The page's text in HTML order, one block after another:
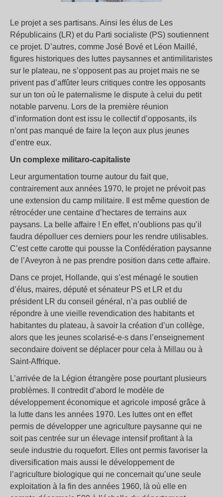
Le projet a ses partisans. Ainsi les élus de Les
Républicains (LR) et du Parti socialiste (PS) soutiennent
ce projet. D’autres, comme José Bové et Léon Maillé,
figures historiques des luttes paysannes et antimilitaristes
sur le plateau, ne s’opposent pas au projet mais ne se
privent pas d’affûter leurs critiques contre les opposants
sur un ton où le paternalisme le dispute à celui du petit
notable parvenu. Lors de la première réunion
d’information dont est issu le collectif d’opposants, ils
n’ont pas manqué de faire la leçon aux plus jeunes
d’entre eux.
Un complexe militaro-capitaliste
Leur argumentation tourne autour du fait que,
contrairement aux années 1970, le projet ne prévoit pas
une extension du camp militaire. Il est même question de
rétrocéder une centaine d’hectares de terrains aux
paysans. La belle affaire ! En effet, n’oublions pas qu’il
faudra dépolluer ces derniers pour les rendre utilisables.
C’est cette carotte qui pousse la Confédération paysanne
de l’Aveyron à ne pas prendre position dans cette affaire.
Dans ce projet, Hollande, qui s’est ménagé le soutien
d’élus, maires, député et sénateur PS et LR et du
président LR du conseil général, n’a pas oublié de
répondre à une vieille revendication des habitants et
habitantes du plateau, à savoir la création d’un collège,
alors que les jeunes scolarisé-e-s dans l’enseignement
secondaire doivent se déplacer pour cela à Millau ou à
Saint-Affrique.
L’arrivée de la Légion étrangère pose pourtant plusieurs
problèmes. Il contredit d’abord le modèle de
développement économique et agricole imposé grâce à
la lutte dans les années 1970. Les luttes ont en effet
permis de développer une agriculture paysanne qui ne
soit pas centrée sur un élevage intensif profitant à la
seule industrie du roquefort. Elles ont permis favoriser la
diversification mais aussi le développement de
l’agriculture biologique qui ne concernait qu’une seule
exploitation à la fin des années 1960, là où elle en